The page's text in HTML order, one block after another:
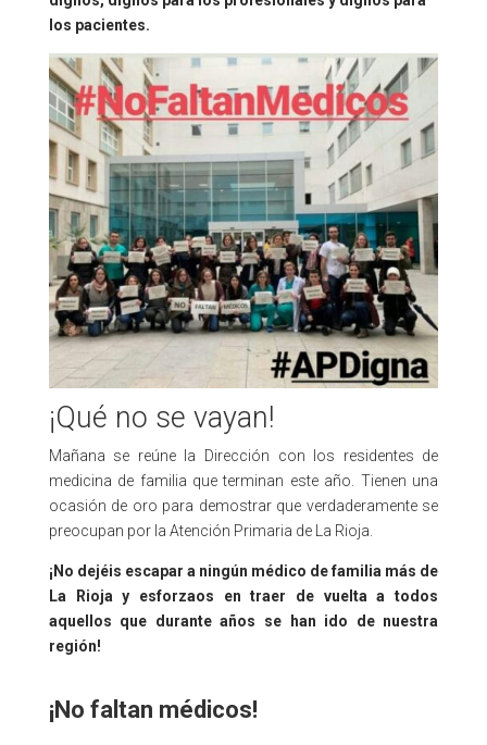
los pacientes.
¡Qué no se vayan!
Mañana se reúne la Dirección con los residentes de
medicina de familia que terminan este año. Tienen una
ocasión de oro para demostrar que verdaderamente se
preocupan por la Atención Primaria de La Rioja.
¡No dejéis escapar a ningún médico de familia más de
La Rioja y esforzaos en traer de vuelta a todos
aquellos que durante años se han ido de nuestra
región!
¡No faltan médicos!